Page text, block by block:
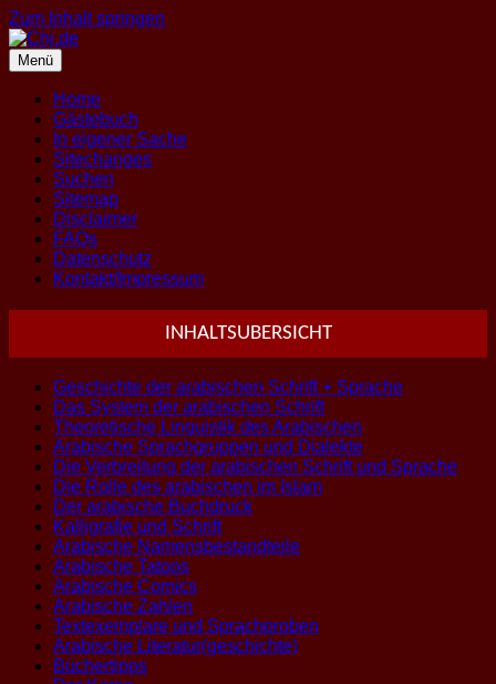
Zum Inhalt springen
Menü
Home
Gästebuch
In eigener Sache
Sitechanges
Suchen
Sitemap
Disclaimer
FAQs
Datenschutz
Kontakt/Impressum
INHALTSUBERSICHT
Geschichte der arabischen Schrift + Sprache
Das System der arabischen Schrift
Theoretische Linguistik des Arabischen
Arabische Sprachgruppen und Dialekte
Die Verbreitung der arabischen Schrift und Sprache
Die Rolle des arabischen im Islam
Der arabische Buchdruck
Kalligrafie und Schrift
Arabische Namensbestandteile
Arabische Tatoos
Arabische Comics
Arabische Zahlen
Textexemplare und Sprachproben
Arabische Literatur(geschichte)
Büchertipps